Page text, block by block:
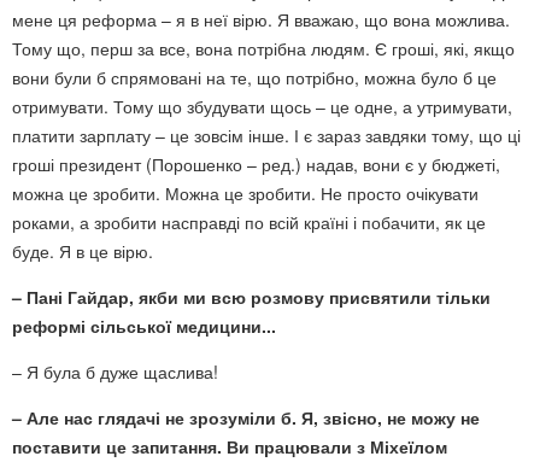
мене ця реформа – я в неї вірю. Я вважаю, що вона можлива.
Тому що, перш за все, вона потрібна людям. Є гроші, які, якщо
вони були б спрямовані на те, що потрібно, можна було б це
отримувати. Тому що збудувати щось – це одне, а утримувати,
платити зарплату – це зовсім інше. І є зараз завдяки тому, що ці
гроші президент (Порошенко – ред.) надав, вони є у бюджеті,
можна це зробити. Можна це зробити. Не просто очікувати
роками, а зробити насправді по всій країні і побачити, як це
буде. Я в це вірю.
– Пані Гайдар, якби ми всю розмову присвятили тільки
реформі сільської медицини...
– Я була б дуже щаслива!
– Але нас глядачі не зрозуміли б. Я, звісно, не можу не
поставити це запитання. Ви працювали з Міхеїлом